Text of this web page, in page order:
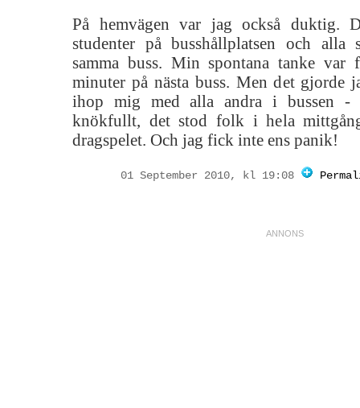
På hemvägen var jag också duktig.
studenter på busshållplatsen och
samma buss. Min spontana tanke var
minuter på nästa buss. Men det gjorde
ihop mig med alla andra i bussen -
knökfullt, det stod folk i hela
dragspelet. Och jag fick inte ens panik!
01 September 2010, kl 19:08